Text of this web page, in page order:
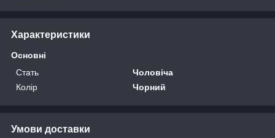
Характеристики
Основні
Стать
Чоловіча
Колір
Чорний
Умови доставки